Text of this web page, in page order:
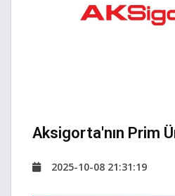
Aksigorta'nın Prim
2025-10-08 21:31:19